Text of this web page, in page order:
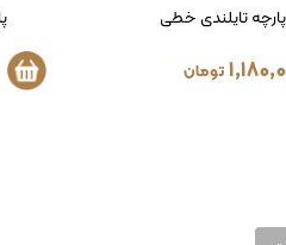
تایلندی دو رو طرح جین
تومان